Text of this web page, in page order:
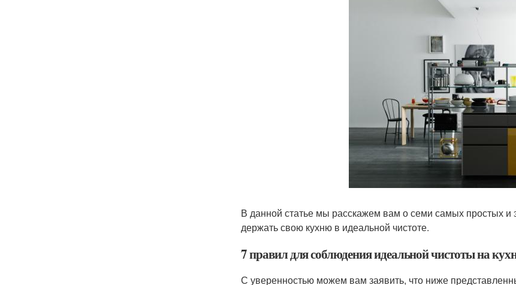
В данной статье мы расскажем вам о семи самых простых и
держать свою кухню в идеальной чистоте.
7 правил для соблюдения идеальной чистоты на
С уверенностью можем вам заявить, что ниже